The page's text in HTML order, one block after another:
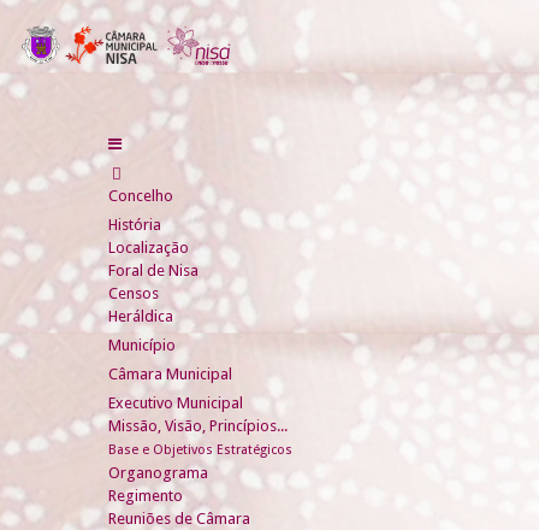
Concelho
História
Localização
Foral de Nisa
Censos
Heráldica
Município
Câmara Municipal
Executivo Municipal
Missão, Visão, Princípios...
Base e Objetivos Estratégicos
Organograma
Regimento
Reuniões de Câmara